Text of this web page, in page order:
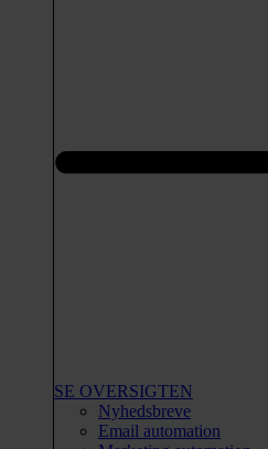
SE OVERSIGTEN
Nyhedsbreve
Email automation